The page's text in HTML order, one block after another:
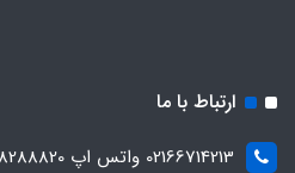
ارتباط با ما
02166714213 واتس اپ 09028288820